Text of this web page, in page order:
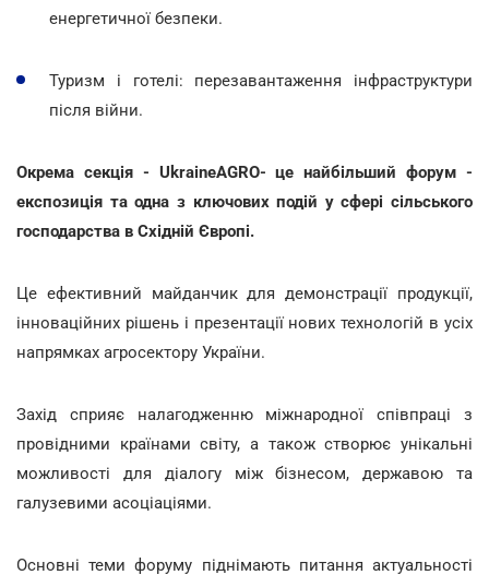
енергетичної безпеки.
Туризм і готелі: перезавантаження інфраструктури
після війни.
Окрема секція - UkraineAGRO- це найбільший форум -
експозиція та одна з ключових подій у сфері сільського
господарства в Східній Європі.
Це ефективний майданчик для демонстрації продукції,
інноваційних рішень і презентації нових технологій в усіх
напрямках агросектору України.
Захід сприяє налагодженню міжнародної співпраці з
провідними країнами світу, а також створює унікальні
можливості для діалогу між бізнесом, державою та
галузевими асоціаціями.
Основні теми форуму піднімають питання актуальності